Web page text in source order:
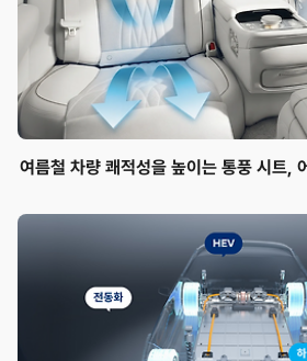
여름철 차량 쾌적성을 높이는 통풍 시트,